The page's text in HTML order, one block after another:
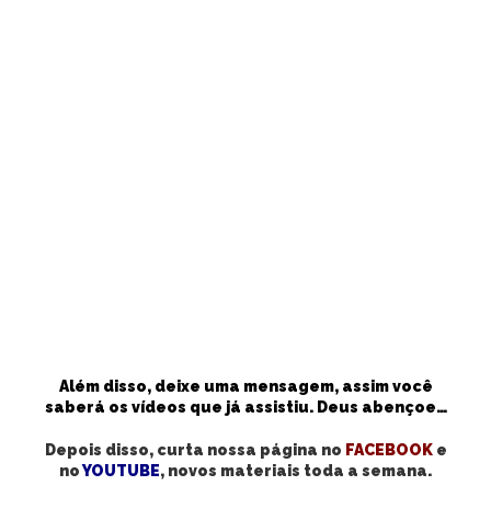
Além disso, deixe uma mensagem, assim você
saberá os vídeos que já assistiu. Deus abençoe…
Depois disso, curta nossa página no FACEBOOKe
noYOUTUBE, novos materiais toda a semana.